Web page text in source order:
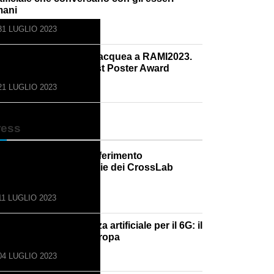
LUGLIO 2023
di Robotica Subacquea a RAMI2023.
Tani vince il Best Poster Award
LUGLIO 2023
- ricerca e trasferimento
le tecnologie dei CrossLab
LUGLIO 2023
- Intelligenza artificiale per il 6G: il
Hexa-X dell’Europa
LUGLIO 2023